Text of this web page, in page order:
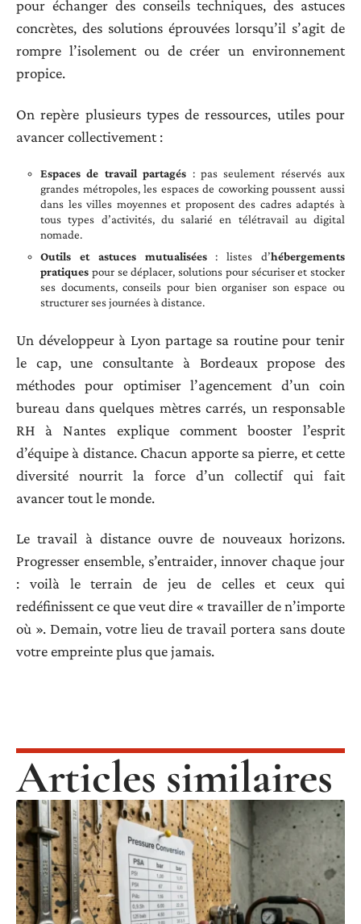
pour échanger des conseils techniques, des astuces
concrètes, des solutions éprouvées lorsqu’il s’agit de
rompre l’isolement ou de créer un environnement
propice.
On repère plusieurs types de ressources, utiles pour
avancer collectivement :
Espaces de travail partagés : pas seulement réservés aux
grandes métropoles, les espaces de coworking poussent aussi
dans les villes moyennes et proposent des cadres adaptés à
tous types d’activités, du salarié en télétravail au digital
nomade.
Outils et astuces mutualisées: listes d’hébergements
pratiques pour se déplacer, solutions pour sécuriser et stocker
ses documents, conseils pour bien organiser son espace ou
structurer ses journées à distance.
Un développeur à Lyon partage sa routine pour tenir
le cap, une consultante à Bordeaux propose des
méthodes pour optimiser l’agencement d’un coin
bureau dans quelques mètres carrés, un responsable
RH à Nantes explique comment booster l’esprit
d’équipe à distance. Chacun apporte sa pierre, et cette
diversité nourrit la force d’un collectif qui fait
avancer tout le monde.
Le travail à distance ouvre de nouveaux horizons.
Progresser ensemble, s’entraider, innover chaque jour
: voilà le terrain de jeu de celles et ceux qui
redéfinissent ce que veut dire « travailler de n’importe
où ». Demain, votre lieu de travail portera sans doute
votre empreinte plus que jamais.
Articles similaires